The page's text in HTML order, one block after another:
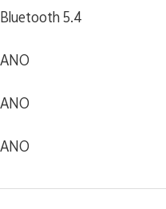
Bluetooth 5.4
ANO
ANO
ANO